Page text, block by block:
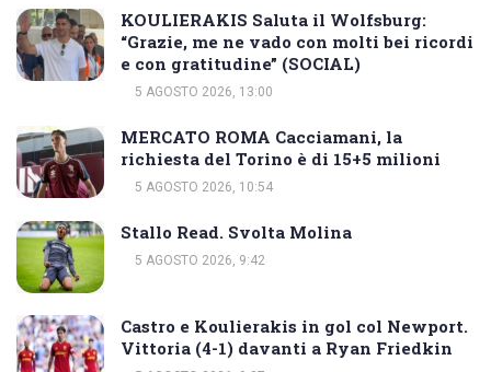
KOULIERAKIS Saluta il Wolfsburg:
“Grazie, me ne vado con molti bei ricordi
e con gratitudine” (SOCIAL)
5 AGOSTO 2026, 13:00
MERCATO ROMA Cacciamani, la
richiesta del Torino è di 15+5 milioni
5 AGOSTO 2026, 10:54
Stallo Read. Svolta Molina
5 AGOSTO 2026, 9:42
Castro e Koulierakis in gol col Newport.
Vittoria (4-1) davanti a Ryan Friedkin